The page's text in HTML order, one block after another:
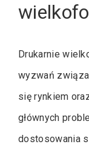
Drukarnie
wyzwań
się rynkiem
głównych
dostosowania